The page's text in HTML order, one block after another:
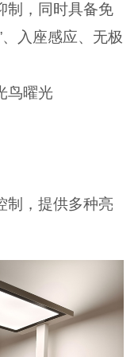
制，同时具备免
入座感应、无极
鸟曜光
制，提供多种亮